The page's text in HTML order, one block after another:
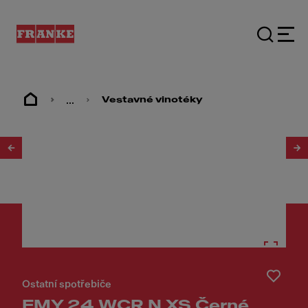
... Vestavné vinotéky
Ostatní spotřebiče